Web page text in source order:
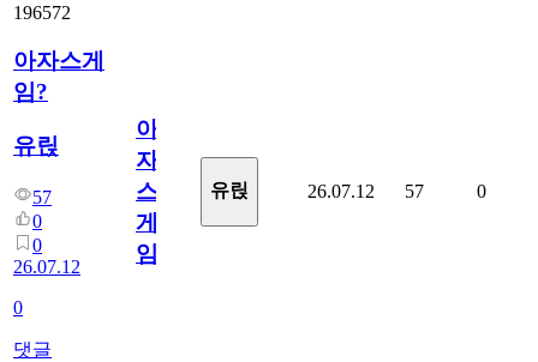
196572
아자스게
임?
유릱
57
0
0
26.07.12
0
댓글
아
자
스
게
임?
유릱 26.07.12 57 0